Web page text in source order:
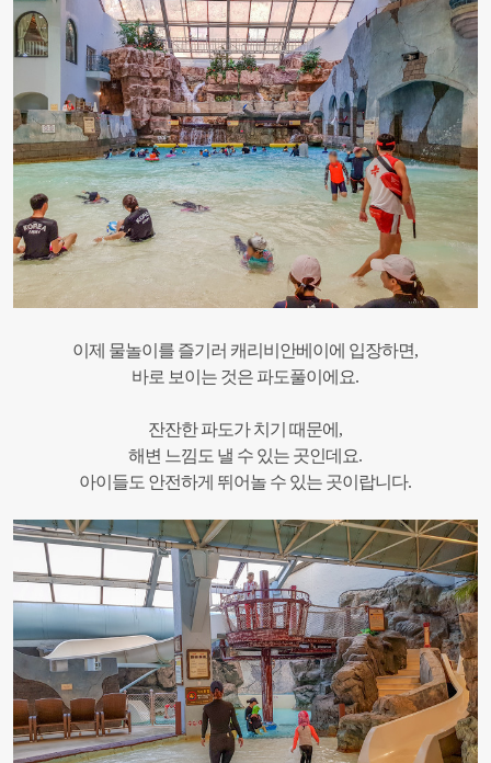
이제 물놀이를 즐기러 캐리비안베이에 입장하면,
바로 보이는 것은 파도풀이에요.
잔잔한 파도가 치기 때문에,
해변 느낌도 낼 수 있는 곳인데요.
아이들도 안전하게 뛰어놀 수 있는 곳이랍니다.